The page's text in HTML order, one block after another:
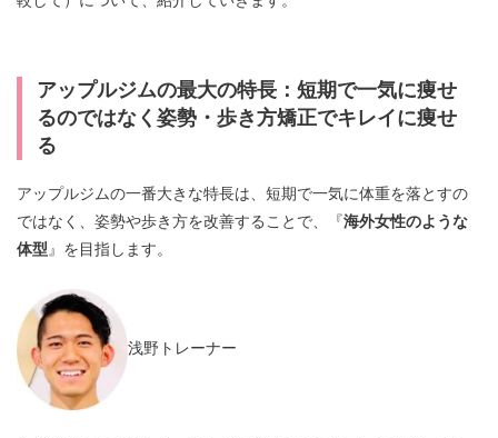
アップルジムの最大の特長：短期で一気に痩せ
るのではなく姿勢・歩き方矯正でキレイに痩せ
る
アップルジムの一番大きな特長は、短期で一気に体重を落とすの
ではなく、姿勢や歩き方を改善することで、『海外女性のような
体型』を目指します。
浅野トレーナー